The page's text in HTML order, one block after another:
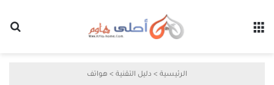
الرئيسية > دليل التقنية > هواتف